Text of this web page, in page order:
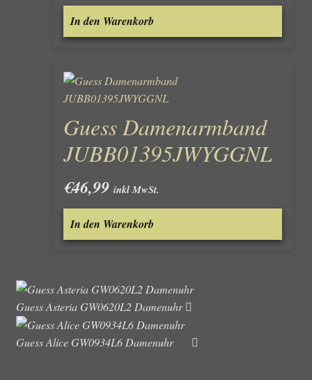
In den Warenkorb
Guess Damenarmband
JUBB01395JWYGGNL
€46,99 inkl MwSt.
In den Warenkorb
Guess Asteria GW0620L2 Damenuhr
Guess Alice GW0934L6 Damenuhr